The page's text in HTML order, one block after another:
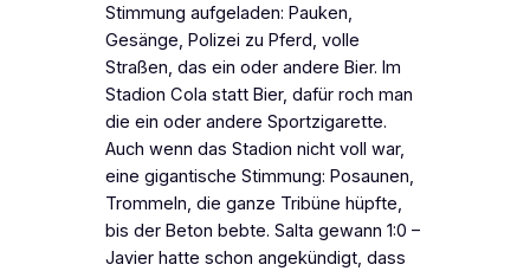
Stimmung aufgeladen: Pauken,
Gesänge, Polizei zu Pferd, volle
Straßen, das ein oder andere Bier. Im
Stadion Cola statt Bier, dafür roch man
die ein oder andere Sportzigarette.
Auch wenn das Stadion nicht voll war,
eine gigantische Stimmung: Posaunen,
Trommeln, die ganze Tribüne hüpfte,
bis der Beton bebte. Salta gewann 1:0 –
Javier hatte schon angekündigt, dass